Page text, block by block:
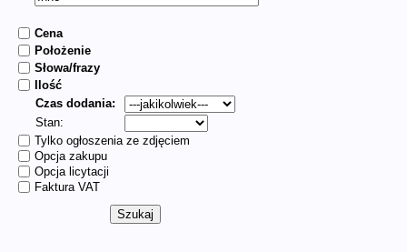
Cena
Położenie
Słowa/frazy
Ilość
Czas dodania:
Stan:
Tylko ogłoszenia ze zdjęciem
Opcja zakupu
Opcja licytacji
Faktura VAT